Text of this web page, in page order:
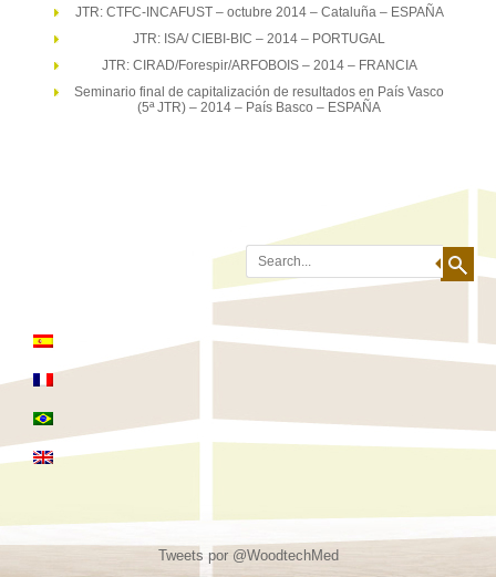
JTR: CTFC-INCAFUST – octubre 2014 – Cataluña – ESPAÑA
JTR: ISA/ CIEBI-BIC – 2014 – PORTUGAL
JTR: CIRAD/Forespir/ARFOBOIS – 2014 – FRANCIA
Seminario final de capitalización de resultados en País Vasco
(5ª JTR) – 2014 – País Basco – ESPAÑA
Search
Tweets por @WoodtechMed